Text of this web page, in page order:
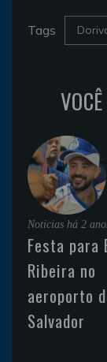
Tags
Noticias há 2
Festa para
Ribeira no
aeroporto
Salvador